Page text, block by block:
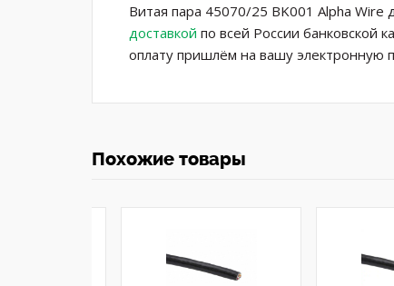
Витая пара 45070/25 BK001 Alpha
доставкой по всей России банковской
оплату пришлём на вашу электронную
Похожие товары